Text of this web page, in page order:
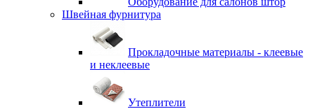
Швейная фурнитура
Прокладочные материалы - клеевые
и неклеевые
Утеплители